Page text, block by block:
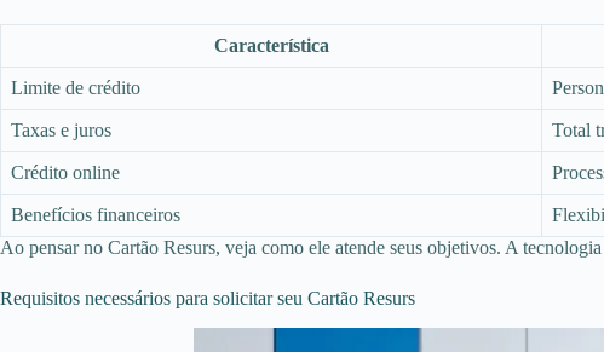
Característica
Limite de crédito
Taxas e juros Total
Crédito online
Benefícios financeiros
Ao pensar no Cartão Resurs, veja como ele atende seus objetivos. A
Requisitos necessários para solicitar seu Cartão Resurs